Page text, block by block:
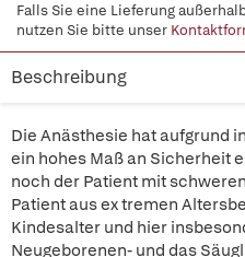
Falls Sie eine Lieferung
nutzen Sie bitte unser
Beschreibung
Die Anästhesie hat aufgrund
ein hohes Maß an Sicherheit
noch der Patient mit
Patient aus ex tremen
Kindesalter und hier
Neugeborenen- und das